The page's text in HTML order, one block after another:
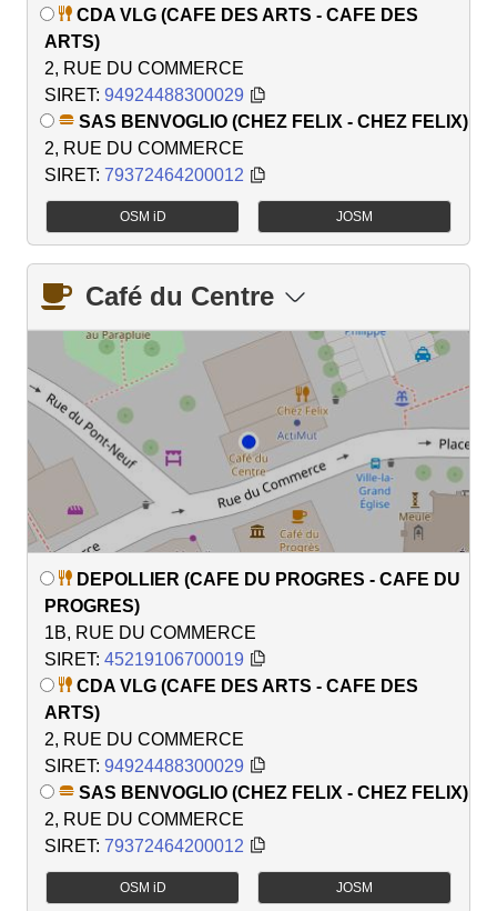
CDA VLG (CAFE DES ARTS - CAFE DES
ARTS)
2, RUE DU COMMERCE
SIRET: 94924488300029
SAS BENVOGLIO (CHEZ FELIX - CHEZ FELIX)
2, RUE DU COMMERCE
SIRET: 79372464200012
OSM iD JOSM
Café du Centre
DEPOLLIER (CAFE DU PROGRES - CAFE DU
PROGRES)
1B, RUE DU COMMERCE
SIRET: 45219106700019
CDA VLG (CAFE DES ARTS - CAFE DES
ARTS)
2, RUE DU COMMERCE
SIRET: 94924488300029
SAS BENVOGLIO (CHEZ FELIX - CHEZ FELIX)
2, RUE DU COMMERCE
SIRET: 79372464200012
OSM iD JOSM